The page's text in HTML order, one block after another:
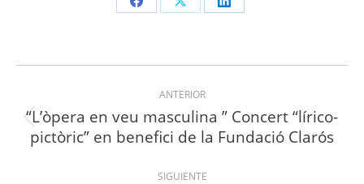
Share
Facebook
Share
X
Share
LinkedIn
Navegación
entre
proyectos
ANTERIOR
Proyecto
anterior
“L’òpera en veu masculina ” Concert “lírico-
pictòric” en benefici de la Fundació Clarós
SIGUIENTE